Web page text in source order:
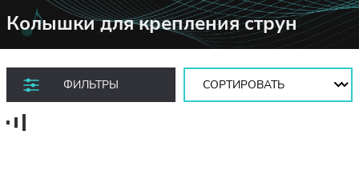
Колышки для крепления струн
ФИЛЬТРЫ
Сортировать: